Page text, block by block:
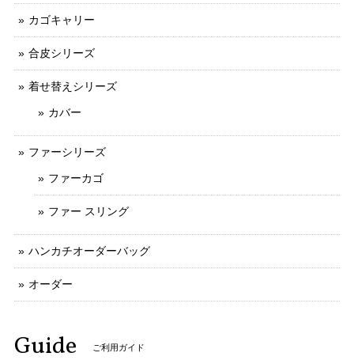
カゴキャリー
合皮シリーズ
着せ替えシリーズ
カバー
ファーシリーズ
ファーカゴ
ファー スリング
ハンカチオーダーバッグ
オーダー
Guide ご利用ガイド